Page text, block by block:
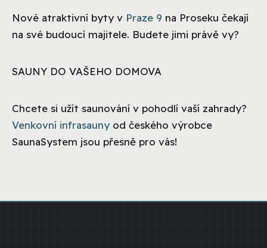
Nové atraktivní byty v Praze 9 na Proseku čekají
na své budoucí majitele. Budete jimi právě vy?
SAUNY DO VAŠEHO DOMOVA
Chcete si užít saunování v pohodlí vaší zahrady?
Venkovní infrasauny od českého výrobce
SaunaSystem jsou přesně pro vás!